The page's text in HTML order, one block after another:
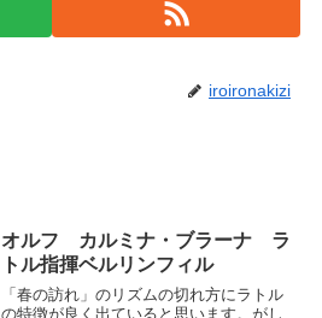
iroironakizi
オルフ カルミナ・ブラーナ ラ
トル指揮ベルリンフィル
「春の訪れ」のリズムの切れ方にラトル
の特徴が良く出ていると思います。がし